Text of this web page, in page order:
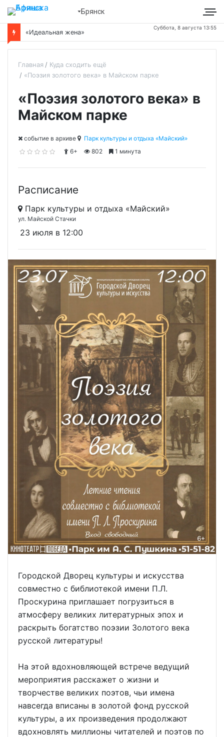
Брянск
«Идеальная жена»
Суббота, 8 августа 13:55
Главная
Куда сходить ещё
«Поэзия золотого века» в Майском парке
«Поэзия золотого века» в
Майском парке
cобытие в архиве
Парк культуры и отдыха «Майский»
6+
802 1 минута
Расписание
Парк культуры и отдыха «Майский»
ул. Майской Стачки
23 июля в 12:00
Городской Дворец культуры и искусства
совместно с библиотекой имени П.Л.
Проскурина приглашает погрузиться в
атмосферу великих литературных эпох и
раскрыть богатство поэзии Золотого века
русской литературы!
На этой вдохновляющей встрече ведущий
мероприятия расскажет о жизни и
творчестве великих поэтов, чьи имена
навсегда вписаны в золотой фонд русской
культуры, а их произведения продолжают
вдохновлять миллионы читателей и поэтов по